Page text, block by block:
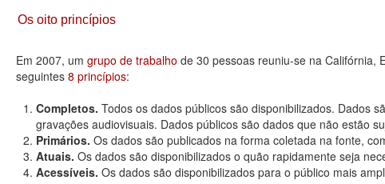
Os oito princípios
Em 2007, um grupo de trabalho de 30 pessoas reuniu-se na Califórnia,
seguintes 8 princípios:
Completos. Todos os dados públicos são disponibilizados. Dados
gravações audiovisuais. Dados públicos são dados que não estão
Primários. Os dados são publicados na forma coletada na fonte,
Atuais. Os dados são disponibilizados o quão rapidamente seja
Acessíveis. Os dados são disponibilizados para o público mais